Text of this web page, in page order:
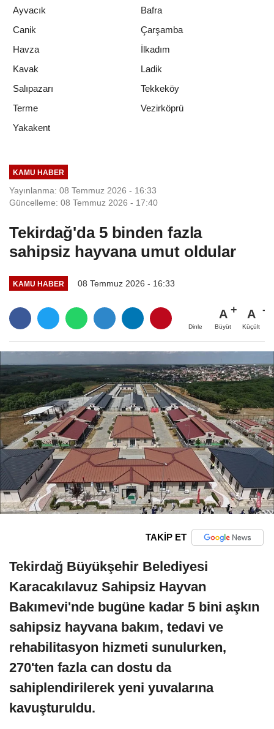
Ayvacık
Bafra
Canik
Çarşamba
Havza
İlkadım
Kavak
Ladik
Salıpazarı
Tekkeköy
Terme
Vezirköprü
Yakakent
KAMU HABER
Yayınlanma: 08 Temmuz 2026 - 16:33
Güncelleme: 08 Temmuz 2026 - 17:40
Tekirdağ'da 5 binden fazla
sahipsiz hayvana umut oldular
KAMU HABER 08 Temmuz 2026 - 16:33
Dinle
A
Büyüt
A
Küçült
TAKİP ET
Tekirdağ Büyükşehir Belediyesi
Karacakılavuz Sahipsiz Hayvan
Bakımevi'nde bugüne kadar 5 bini aşkın
sahipsiz hayvana bakım, tedavi ve
rehabilitasyon hizmeti sunulurken,
270'ten fazla can dostu da
sahiplendirilerek yeni yuvalarına
kavuşturuldu.